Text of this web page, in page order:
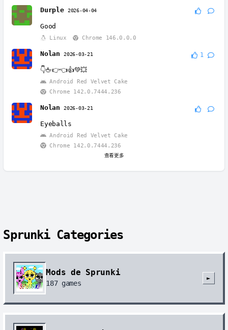
Durple 2026-04-04
Good
Linux Chrome 146.0.0.0
Nolan 2026-03-21 1
👇🖕👉👈👍💚💥
Android Red Velvet Cake
Chrome 142.0.7444.236
Nolan 2026-03-21
Eyeballs
Android Red Velvet Cake
Chrome 142.0.7444.236
查看更多
Sprunki Categories
Mods de Sprunki
187games
►